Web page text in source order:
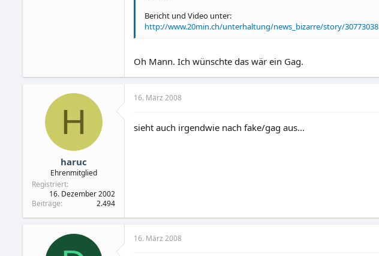
Bericht und Video unter:
http://www.20min.ch/unterhaltung/news_bizarre/story/30773038
Oh Mann. Ich wünschte das wär ein Gag.
H
haruc
Ehrenmitglied
Registriert
16. Dezember 2002
Beiträge
2.494
16. März 2008
sieht auch irgendwie nach fake/gag aus...
16. März 2008